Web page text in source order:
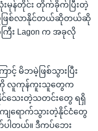
းမုန်တိုင်း တိုက်ခိုက်ပြီးတဲ့
ဖြစ်လာနိုင်တယ်ဆိုတယ်ဆို
း Lagon က အခုလို
မိဘမဲ့ဖြစ်သွားပြီး
ကို လူကုန်ကူးသူတွေက
သေးတဲ့သတင်းတွေ ရရှိ
ျရောက်သွားတဲ့နိုင်ငံတွေ
ါတယ်။ ဒီကပ်ဘေး